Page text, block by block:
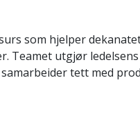
som hjelper
utgjør
tett med